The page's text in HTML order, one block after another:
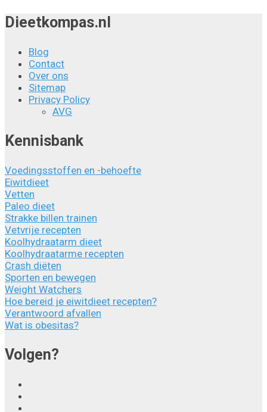
Dieetkompas.nl
Blog
Contact
Over ons
Sitemap
Privacy Policy
AVG
Kennisbank
Voedingsstoffen en -behoefte
Eiwitdieet
Vetten
Paleo dieet
Strakke billen trainen
Vetvrije recepten
Koolhydraatarm dieet
Koolhydraatarme recepten
Crash diëten
Sporten en bewegen
Weight Watchers
Hoe bereid je eiwitdieet recepten?
Verantwoord afvallen
Wat is obesitas?
Volgen?